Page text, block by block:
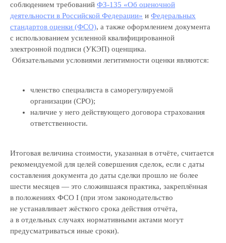
соблюдением требований ФЗ‑135 «Об оценочной
деятельности в Российской Федерации» и Федеральных
стандартов оценки (ФСО), а также оформлением документа
с использованием усиленной квалифицированной
электронной подписи (УКЭП) оценщика.
Обязательными условиями легитимности оценки являются:
членство специалиста в саморегулируемой
организации (СРО);
наличие у него действующего договора страхования
ответственности.
Итоговая величина стоимости, указанная в отчёте, считается
рекомендуемой для целей совершения сделок, если с даты
составления документа до даты сделки прошло не более
шести месяцев — это сложившаяся практика, закреплённая
в положениях ФСО I (при этом законодательство
не устанавливает жёсткого срока действия отчёта,
а в отдельных случаях нормативными актами могут
предусматриваться иные сроки).
Скидка до 10% на первый
отчет об оценке
+7
Даю свое согласие наобработку персональных данных и
рассылку рекламно-информационных материалов
Заказать оценку